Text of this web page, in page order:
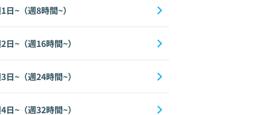
日~（週8時間~）
日~（週16時間~）
日~（週24時間~）
日~（週32時間~）